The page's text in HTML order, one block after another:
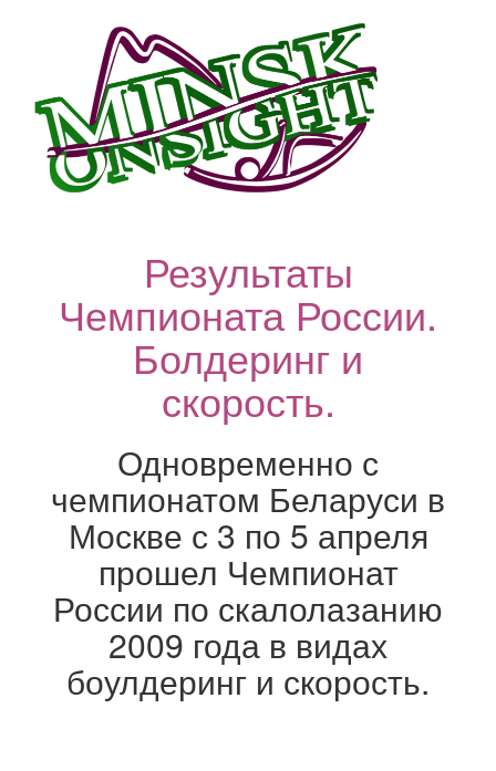
Результаты
Чемпионата России.
Болдеринг и
скорость.
Одновременно с
чемпионатом Беларуси в
Москве с 3 по 5 апреля
прошел Чемпионат
России по скалолазанию
2009 года в видах
боулдеринг и скорость.